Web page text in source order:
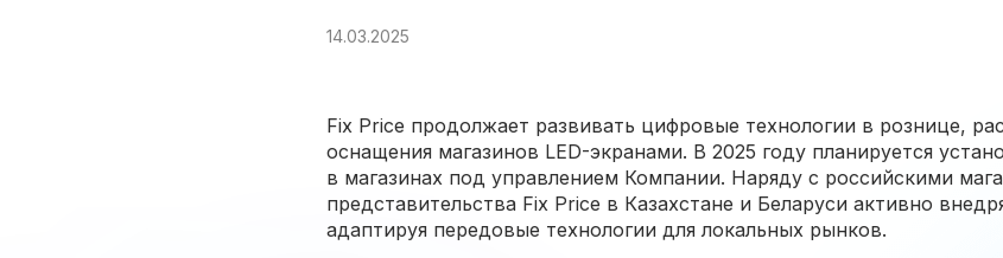
14.03.2025
Fix Price продолжает развивать цифровые технологии в рознице,
оснащения магазинов LED-экранами. В 2025 году планируется
в магазинах под управлением Компании. Наряду с российскими
представительства Fix Price в Казахстане и Беларуси активно
адаптируя передовые технологии для локальных рынков.